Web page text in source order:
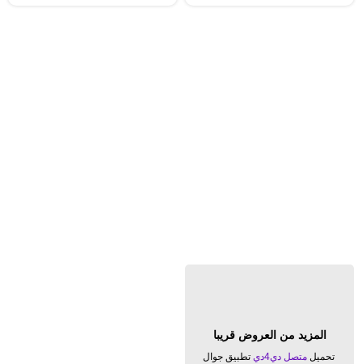
المزيد من العروض قريبا
تحميل متصل دي4دي تطبيق جوال